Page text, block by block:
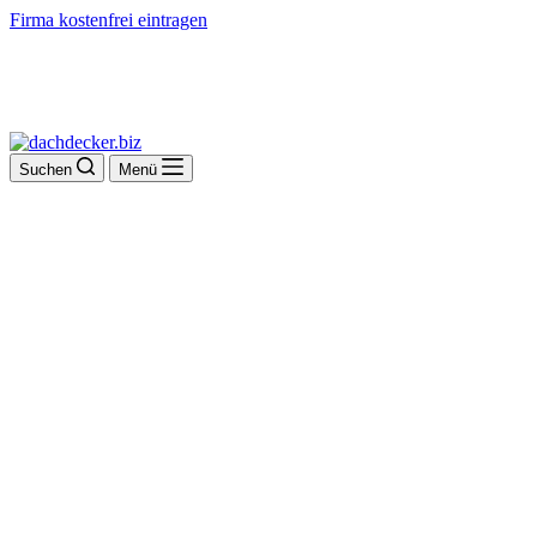
Firma kostenfrei eintragen
Suchen Menü